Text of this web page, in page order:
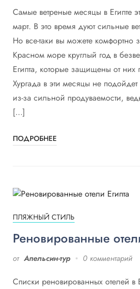
Самые ветреные месяцы в Египте
март. В это время дуют сильные
Но все-таки вы можете комфортно
Красном море круглый год в
Египта, которые защищены от них
Хургада в эти месяцы не
из-за сильной продуваемости,
[…]
ПОДРОБНЕЕ
ПЛЯЖНЫЙ СТИЛЬ
Реновированные
от Апельсин-тур 0 комментарий
Списки реновированных отелей в